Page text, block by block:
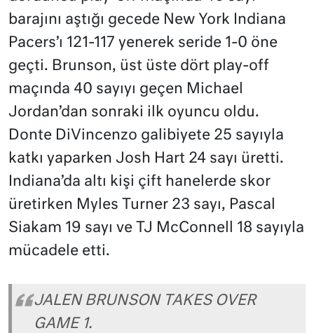
barajını aştığı gecede New York Indiana
Pacers’ı 121-117 yenerek seride 1-0 öne
geçti. Brunson, üst üste dört play-off
maçında 40 sayıyı geçen Michael
Jordan’dan sonraki ilk oyuncu oldu.
Donte DiVincenzo galibiyete 25 sayıyla
katkı yaparken Josh Hart 24 sayı üretti.
Indiana’da altı kişi çift hanelerde skor
üretirken Myles Turner 23 sayı, Pascal
Siakam 19 sayı ve TJ McConnell 18 sayıyla
mücadele etti.
JALEN BRUNSON TAKES OVER
GAME 1.